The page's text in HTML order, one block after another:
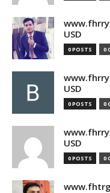
USD
0 POSTS 0
USD
0 POSTS 0
USD
0 POSTS 0